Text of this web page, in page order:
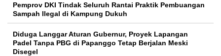
Pemprov DKI Tindak Seluruh Rantai Praktik Pembuangan
Sampah Ilegal di Kampung Dukuh
Diduga Langgar Aturan Gubernur, Proyek Lapangan
Padel Tanpa PBG di Papanggo Tetap Berjalan Meski
Disegel